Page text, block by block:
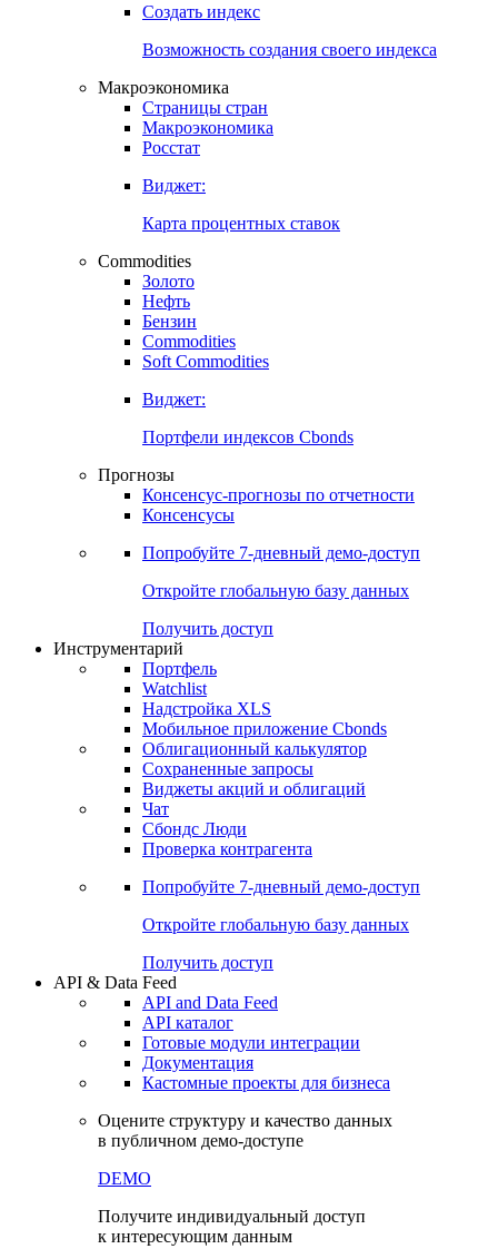
Создать индекс
Возможность создания своего индекса
Макроэкономика
Страницы стран
Макроэкономика
Росстат
Виджет:
Карта процентных ставок
Commodities
Золото
Нефть
Бензин
Commodities
Soft Commodities
Виджет:
Портфели индексов Cbonds
Прогнозы
Консенсус-прогнозы по отчетности
Консенсусы
Попробуйте 7-дневный демо-доступ
Откройте глобальную базу данных
Получить доступ
Инструментарий
Портфель
Watchlist
Надстройка XLS
Мобильное приложение Cbonds
Облигационный калькулятор
Сохраненные запросы
Виджеты акций и облигаций
Чат
Сбондс Люди
Проверка контрагента
Попробуйте 7-дневный демо-доступ
Откройте глобальную базу данных
Получить доступ
API & Data Feed
API and Data Feed
API каталог
Готовые модули интеграции
Документация
Кастомные проекты для бизнеса
Оцените структуру и качество данных
в публичном демо-доступе
DEMO
Получите индивидуальный доступ
к интересующим данным